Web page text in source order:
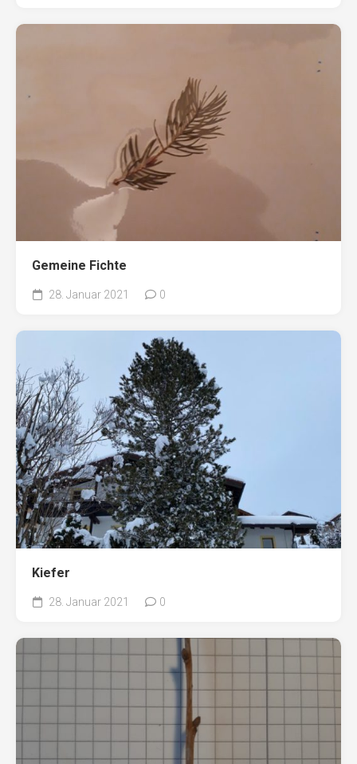
Gemeine Fichte
28. Januar 2021 0
Kiefer
28. Januar 2021 0